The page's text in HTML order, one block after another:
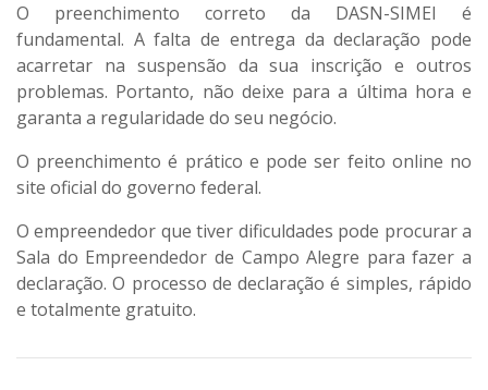
O preenchimento correto da DASN-SIMEI é
fundamental. A falta de entrega da declaração pode
acarretar na suspensão da sua inscrição e outros
problemas. Portanto, não deixe para a última hora e
garanta a regularidade do seu negócio.
O preenchimento é prático e pode ser feito online no
site oficial do governo federal.
O empreendedor que tiver dificuldades pode procurar a
Sala do Empreendedor de Campo Alegre para fazer a
declaração. O processo de declaração é simples, rápido
e totalmente gratuito.